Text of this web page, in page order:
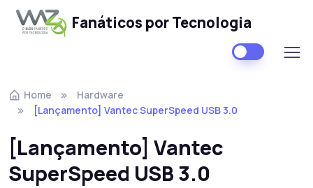
Fanáticos por Tecnologia
Home
Hardware
[Lançamento] Vantec SuperSpeed USB 3.0
[Lançamento] Vantec
SuperSpeed USB 3.0